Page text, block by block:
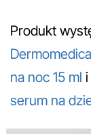
Produkt
na noc 15 ml i
serum na